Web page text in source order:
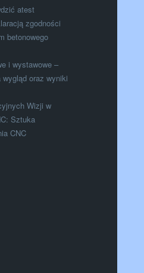
atest
zgodności
betonowego
i wystawowe –
wygląd oraz wyniki
Wizji w
Sztuka
CNC